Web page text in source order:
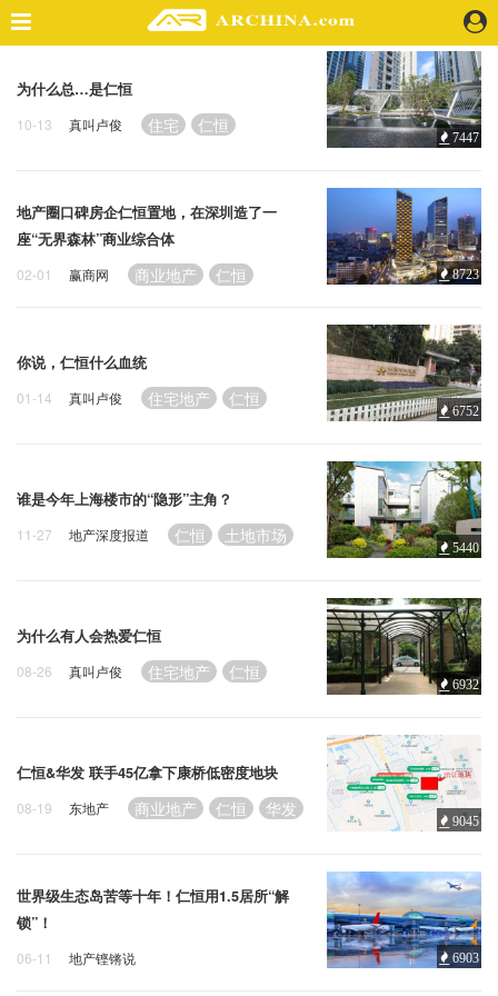
精选案例
建 筑
视 频
头条资讯
人 物
地 产
企业招聘
广告投放
为什么总…是仁恒
10-13 真叫卢俊 住宅 仁恒
7447
地产圈口碑房企仁恒置地，在深圳造了一
座“无界森林”商业综合体
02-01 赢商网 商业地产 仁恒 8723
你说，仁恒什么血统
01-14 真叫卢俊 住宅地产 仁恒
6752
谁是今年上海楼市的“隐形”主角？
11-27 地产深度报道 仁恒 土地市场
5440
为什么有人会热爱仁恒
08-26 真叫卢俊 住宅地产 仁恒
6932
仁恒&华发 联手45亿拿下康桥低密度地块
08-19 东地产 商业地产 仁恒 华发
9045
世界级生态岛苦等十年！仁恒用1.5居所“解
锁”！
06-11 地产铿锵说 6903